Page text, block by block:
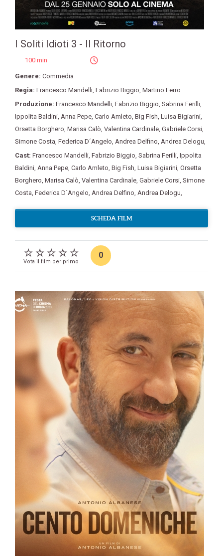
I Soliti Idioti 3 - Il Ritorno
100 min
Genere: Commedia
Regia: Francesco Mandelli, Fabrizio Biggio, Martino Ferro
Produzione: Francesco Mandelli, Fabrizio Biggio, Sabrina Ferilli,
Ippolita Baldini, Anna Pepe, Carlo Amleto, Big Fish, Luisa Bigiarini,
Orsetta Borghero, Marisa Calò, Valentina Cardinale, Gabriele Corsi,
Simone Costa, Federica D´Angelo, Andrea Delfino, Andrea Delogu,
Cast: Francesco Mandelli, Fabrizio Biggio, Sabrina Ferilli, Ippolita
Baldini, Anna Pepe, Carlo Amleto, Big Fish, Luisa Bigiarini, Orsetta
Borghero, Marisa Calò, Valentina Cardinale, Gabriele Corsi, Simone
Costa, Federica D´Angelo, Andrea Delfino, Andrea Delogu,
SCHEDA FILM
Vota il film per primo
0